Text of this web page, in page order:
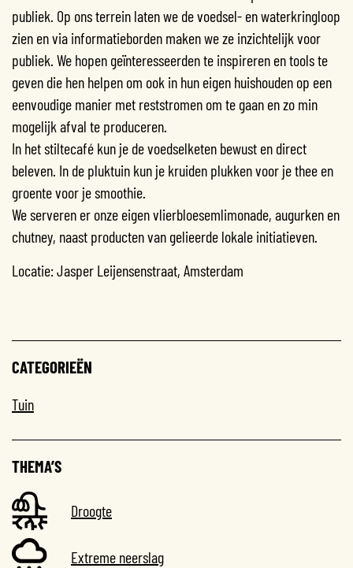
publiek. Op ons terrein laten we de voedsel- en waterkringloop
zien en via informatieborden maken we ze inzichtelijk voor
publiek. We hopen geïnteresseerden te inspireren en tools te
geven die hen helpen om ook in hun eigen huishouden op een
eenvoudige manier met reststromen om te gaan en zo min
mogelijk afval te produceren.
In het stiltecafé kun je de voedselketen bewust en direct
beleven. In de pluktuin kun je kruiden plukken voor je thee en
groente voor je smoothie.
We serveren er onze eigen vlierbloesemlimonade, augurken en
chutney, naast producten van gelieerde lokale initiatieven.
Locatie: Jasper Leijensenstraat, Amsterdam
CATEGORIEËN
Tuin
THEMA’S
Droogte
Extreme neerslag